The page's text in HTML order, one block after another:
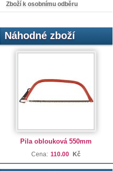
Zboží k osobnímu odběru
Náhodné zboží
Pila oblouková 550mm
Cena: 110.00 Kč